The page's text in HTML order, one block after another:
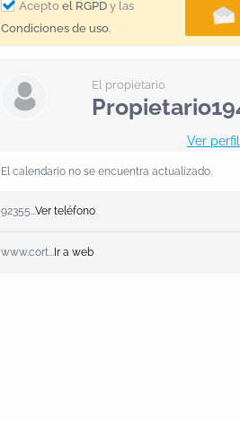
Aceptoel RGPD y las
Condiciones de uso.
El propietario
Ver perfil
El calendario no se encuentra actualizado.
92355...Ver teléfono
www.cort... Ir a web